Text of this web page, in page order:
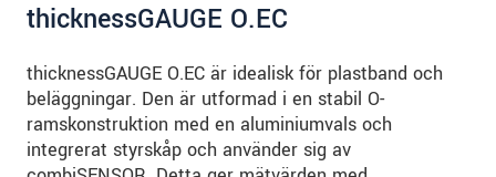
thicknessGAUGE O.EC
thicknessGAUGE O.EC är idealisk för plastband och
beläggningar. Den är utformad i en stabil O-
ramskonstruktion med en aluminiumvals och
integrerat styrskåp och använder sig av